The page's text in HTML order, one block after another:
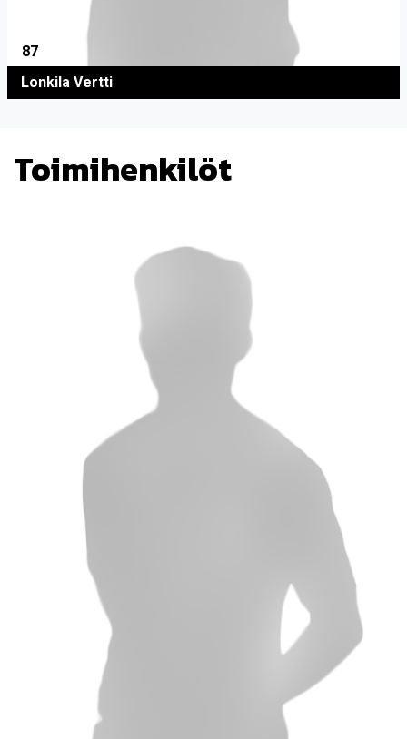
87
Lonkila Vertti
Toimihenkilöt